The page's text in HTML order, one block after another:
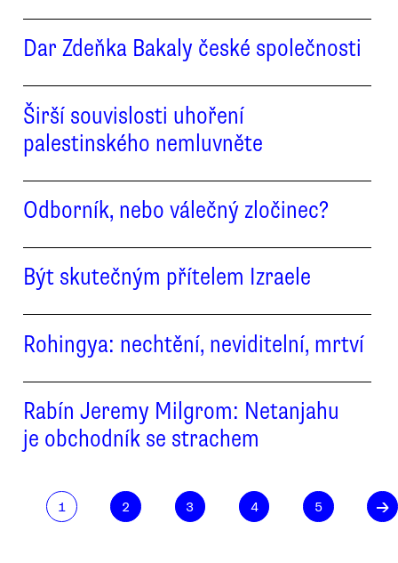
Dar Zdeňka Bakaly české společnosti
Širší souvislosti uhoření
palestinského nemluvněte
Odborník, nebo válečný zločinec?
Být skutečným přítelem Izraele
Rohingya: nechtění, neviditelní, mrtví
Rabín Jeremy Milgrom: Netanjahu
je obchodník se strachem
1 2 3 4 5 →